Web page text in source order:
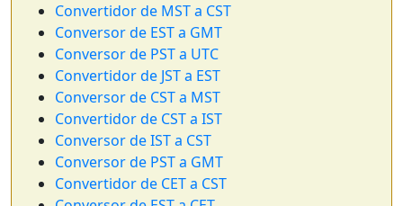
Convertidor de MST a CST
Conversor de EST a GMT
Conversor de PST a UTC
Convertidor de JST a EST
Conversor de CST a MST
Convertidor de CST a IST
Conversor de IST a CST
Conversor de PST a GMT
Convertidor de CET a CST